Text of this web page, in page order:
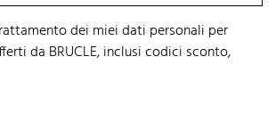
dei miei dati personali per
da BRUCLE, inclusi codici sconto,